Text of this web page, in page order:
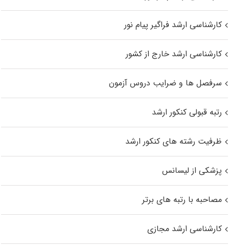
کارشناسی ارشد فراگیر پیام نور
کارشناسی ارشد خارج از کشور
سرفصل ها و ضرایب دروس آزمون
رتبه قبولی کنکور ارشد
ظرفیت رشته های کنکور ارشد
پزشکی از لیسانس
مصاحبه با رتبه های برتر
کارشناسی ارشد مجازی